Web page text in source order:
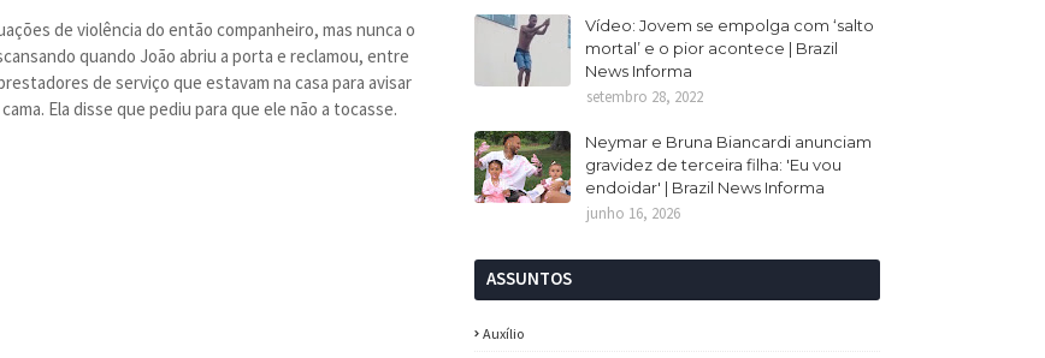
de violência do então companheiro, mas nunca o
quando João abriu a porta e reclamou, entre
de serviço que estavam na casa para avisar
Ela disse que pediu para que ele não a tocasse.
Vídeo: Jovem se empolga com ‘salto
mortal’ e o pior acontece | Brazil
News Informa
setembro 28, 2022
Neymar e Bruna Biancardi anunciam
gravidez de terceira filha: 'Eu vou
endoidar' | Brazil News Informa
junho 16, 2026
ASSUNTOS
Auxílio